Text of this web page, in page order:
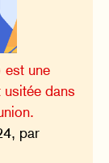
est une
dans
par